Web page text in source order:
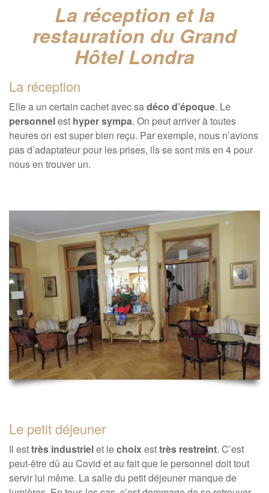
La réception et la
restauration du Grand
Hôtel Londra
La réception
Elle a un certain cachet avec sadéco d’époque. Le
personnelest hyper sympa. On peut arriver à toutes
heures on est super bien reçu. Par exemple, nous n’avions
pas d’adaptateur pour les prises, ils se sont mis en 4 pour
nous en trouver un.
Le petit déjeuner
Il esttrès industrielet lechoixesttrès restreint. C’est
peut-être dû au Covid et au fait que le personnel doit tout
servir lui même. La salle du petit déjeuner manque de